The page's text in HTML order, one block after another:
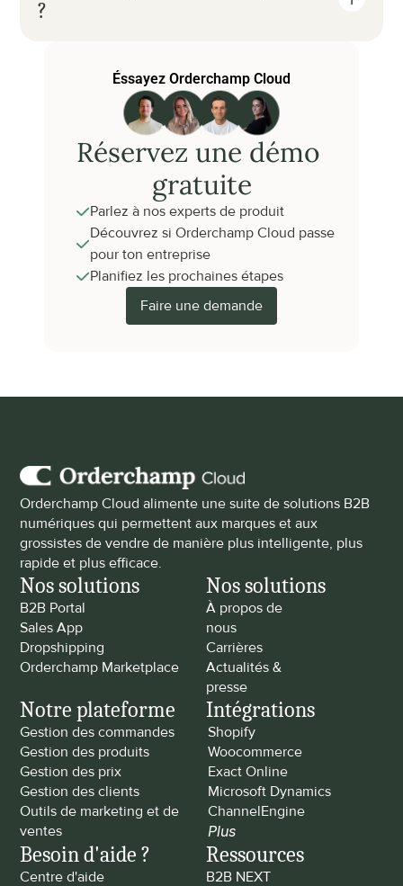
?
Éssayez Orderchamp Cloud
Réservez une démo
gratuite
Parlez à nos experts de produit
Découvrez si Orderchamp Cloud passe
pour ton entreprise
Planifiez les prochaines étapes
Faire une demande
Orderchamp Cloud alimente une suite de solutions B2B
numériques qui permettent aux marques et aux
grossistes de vendre de manière plus intelligente, plus
rapide et plus efficace.
Nos solutions
B2B Portal
Sales App
Dropshipping
Orderchamp Marketplace
Nos solutions
À propos de
nous
Carrières
Actualités &
presse
Notre plateforme
Gestion des commandes
Gestion des produits
Gestion des prix
Gestion des clients
Outils de marketing et de
ventes
Intégrations
Shopify
Woocommerce
Exact Online
Microsoft Dynamics
ChannelEngine
Plus
Besoin d'aide ?
Centre d'aide
Ressources
B2B NEXT